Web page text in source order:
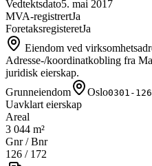
Vedtektsdato5. mai 2017
MVA-registrertJa
ForetaksregisteretJa
Eiendom ved
Adresse-/koordinatkobling fra
juridisk eierskap.
Grunneiendom
Oslo0301-
Uavklart eierskap
Areal
3 044 m²
Gnr / Bnr
126 / 172